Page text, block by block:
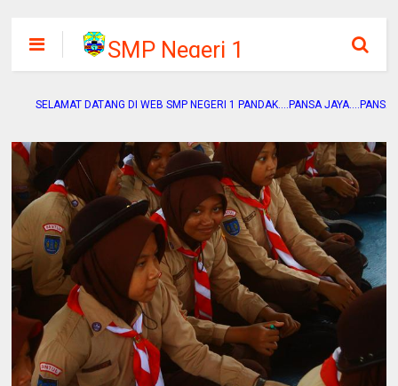
SMP Negeri 1
Pandak
DATANG DI WEB SMP NEGERI 1 PANDAK....PANSA JAYA....PANSA